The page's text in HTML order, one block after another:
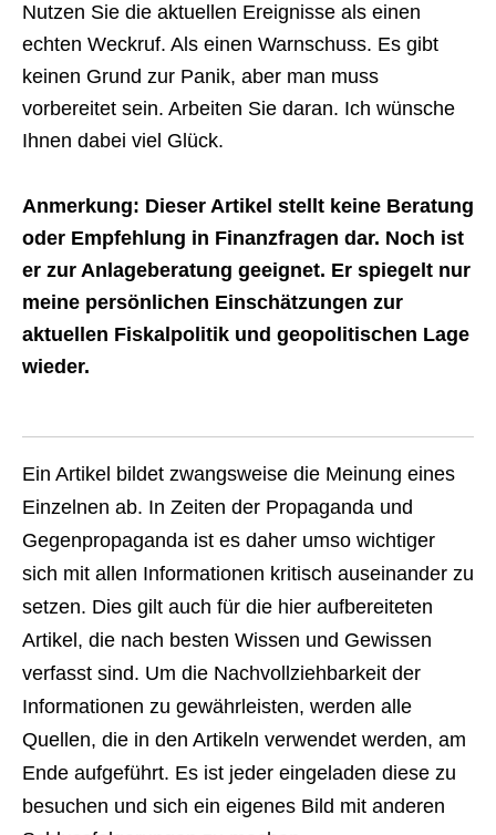
Nutzen Sie die aktuellen Ereignisse als einen
echten Weckruf. Als einen Warnschuss. Es gibt
keinen Grund zur Panik, aber man muss
vorbereitet sein. Arbeiten Sie daran. Ich wünsche
Ihnen dabei viel Glück.
Anmerkung: Dieser Artikel stellt keine Beratung
oder Empfehlung in Finanzfragen dar. Noch ist
er zur Anlageberatung geeignet. Er spiegelt nur
meine persönlichen Einschätzungen zur
aktuellen Fiskalpolitik und geopolitischen Lage
wieder.
Ein Artikel bildet zwangsweise die Meinung eines
Einzelnen ab. In Zeiten der Propaganda und
Gegenpropaganda ist es daher umso wichtiger
sich mit allen Informationen kritisch auseinander zu
setzen. Dies gilt auch für die hier aufbereiteten
Artikel, die nach besten Wissen und Gewissen
verfasst sind. Um die Nachvollziehbarkeit der
Informationen zu gewährleisten, werden alle
Quellen, die in den Artikeln verwendet werden, am
Ende aufgeführt. Es ist jeder eingeladen diese zu
besuchen und sich ein eigenes Bild mit anderen